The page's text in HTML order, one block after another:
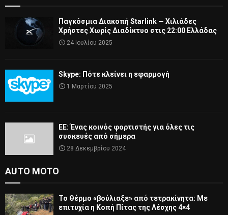
Παγκόσμια Διακοπή Starlink — Χιλιάδες
Χρήστες Χωρίς Διαδίκτυο στις 22:00 Ελλάδας
24 Ιουλίου 2025
Skype: Πότε κλείνει η εφαρμογή
1 Μαρτίου 2025
ΕΕ: Ένας κοινός φορτιστής για όλες τις
συσκευές από σήμερα
28 Δεκεμβρίου 2024
AUTO MOTO
Το Θέρμο «βούλιαξε» από τετρακίνητα: Με
επιτυχία η Κοπή Πίτας της Λέσχης 4×4